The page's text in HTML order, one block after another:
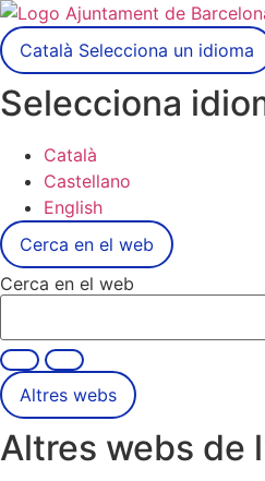
Català Selecciona un idioma
Selecciona
Català
Castellano
English
Cerca en el web
Cerca en el web
Altres webs
Altres webs de